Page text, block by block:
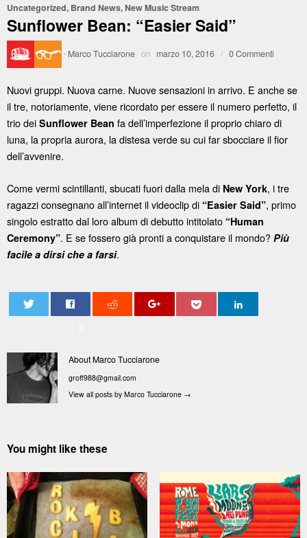
Uncategorized, Brand News, New Music Stream
Sunflower Bean: “Easier Said”
· Marco Tucciarone on marzo 10, 2016 / 0 Commenti
Nuovi gruppi. Nuova carne. Nuove sensazioni in arrivo. E anche se
il tre, notoriamente, viene ricordato per essere il numero perfetto, il
trio dei Sunflower Bean fa dell’imperfezione il proprio chiaro di
luna, la propria aurora, la distesa verde su cui far sbocciare il fior
dell’avvenire.
Come vermi scintillanti, sbucati fuori dalla mela di New York, i tre
ragazzi consegnano all’internet il videoclip di “Easier Said”, primo
singolo estratto dal loro album di debutto intitolato “Human
Ceremony”. E se fossero già pronti a conquistare il mondo? Più
facile a dirsi che a farsi.
About Marco Tucciarone
groff988@gmail.com
View all posts by Marco Tucciarone →
You might like these